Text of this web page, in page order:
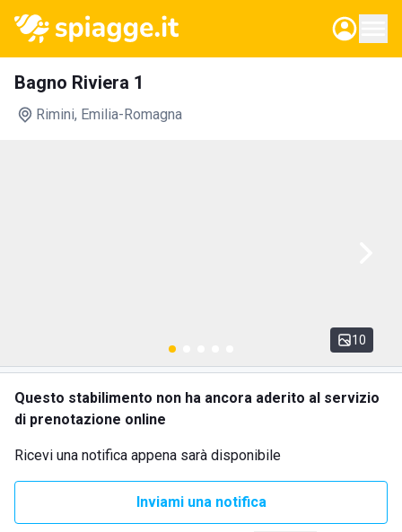
Bagno Riviera 1
Rimini, Emilia-Romagna
10
Questo stabilimento non ha ancora aderito al servizio
di prenotazione online
Ricevi una notifica appena sarà disponibile
Inviami una notifica